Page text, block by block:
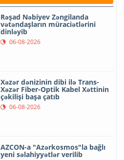
Rəşad Nəbiyev Zəngilanda
vətəndaşların müraciətlərini
dinləyib
06-08-2026
Xəzər dənizinin dibi ilə Trans-
Xəzər Fiber-Optik Kabel Xəttinin
çəkilişi başa çatıb
06-08-2026
AZCON-a "Azərkosmos"la bağlı
yeni səlahiyyətlər verilib